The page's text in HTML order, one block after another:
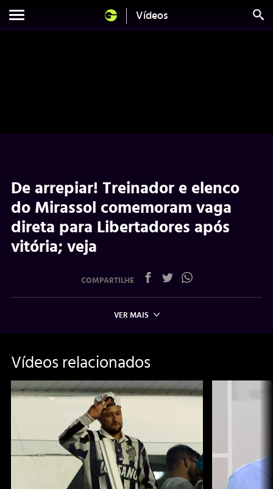
Vídeos
De arrepiar! Treinador e elenco
do Mirassol comemoram vaga
direta para Libertadores após
vitória; veja
COMPARTILHE
VER MAIS
Vídeos relacionados